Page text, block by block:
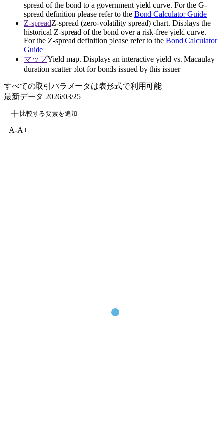
spread of the bond to a government yield curve. For the G-
spread definition please refer to the Bond Calculator Guide
Z-spreadZ-spread (zero-volatility spread) chart. Displays the
historical Z-spread of the bond over a risk-free yield curve.
For the Z-spread definition please refer to the Bond Calculator
Guide
マップYield map. Displays an interactive yield vs. Macaulay
duration scatter plot for bonds issued by this issuer
すべての取引パラメータは表形式で利用可能
最新データ 2026/03/25
比較する要素を追加